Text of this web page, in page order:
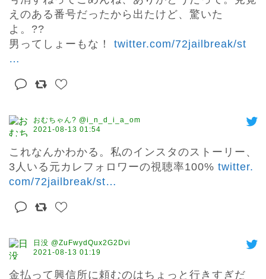
えのある番号だったから出たけど、驚いた
よ。?‍?
男ってしょーもな！ twitter.com/72jailbreak/st
…
おむちゃん? @i_n_d_i_a_om
2021-08-13 01:54
これなんかわかる。私のインスタのストーリー、
3人いる元カレフォロワーの視聴率100% twitter.
com/72jailbreak/st…
日没 @ZuFwydQux2G2Dvi
2021-08-13 01:19
金払って興信所に頼むのはちょっと行きすぎだ